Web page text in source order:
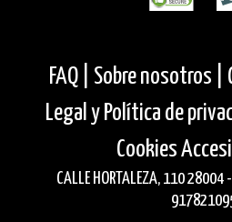
FAQ | Sobre nosotros |
Legal y Política de
Cookies
CALLE HORTALEZA, 110